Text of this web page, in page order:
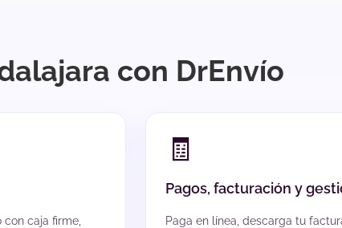
con DrEnvío
caja firme,
🧾
Pagos, facturación y
Paga en línea, descarga tu